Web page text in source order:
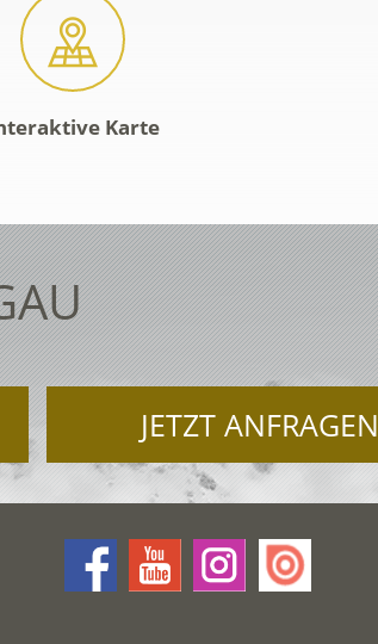
Karte
JETZT ANFRAGEN